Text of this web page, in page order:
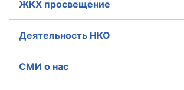
ЖКХ просвещение
Деятельность НКО
СМИ о нас